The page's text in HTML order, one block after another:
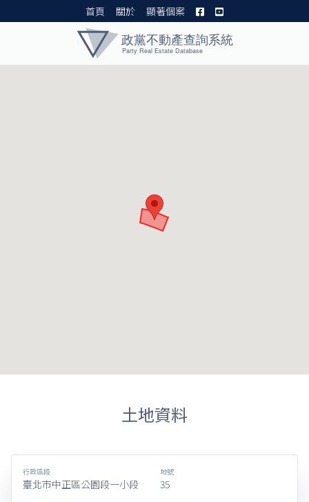
首頁 關於 顯著個案
土地資料
行政區段
臺北市中正區公園段一小段
地號
35